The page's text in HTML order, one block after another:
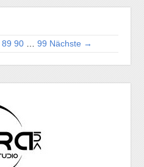
89 90 99 Nächste →